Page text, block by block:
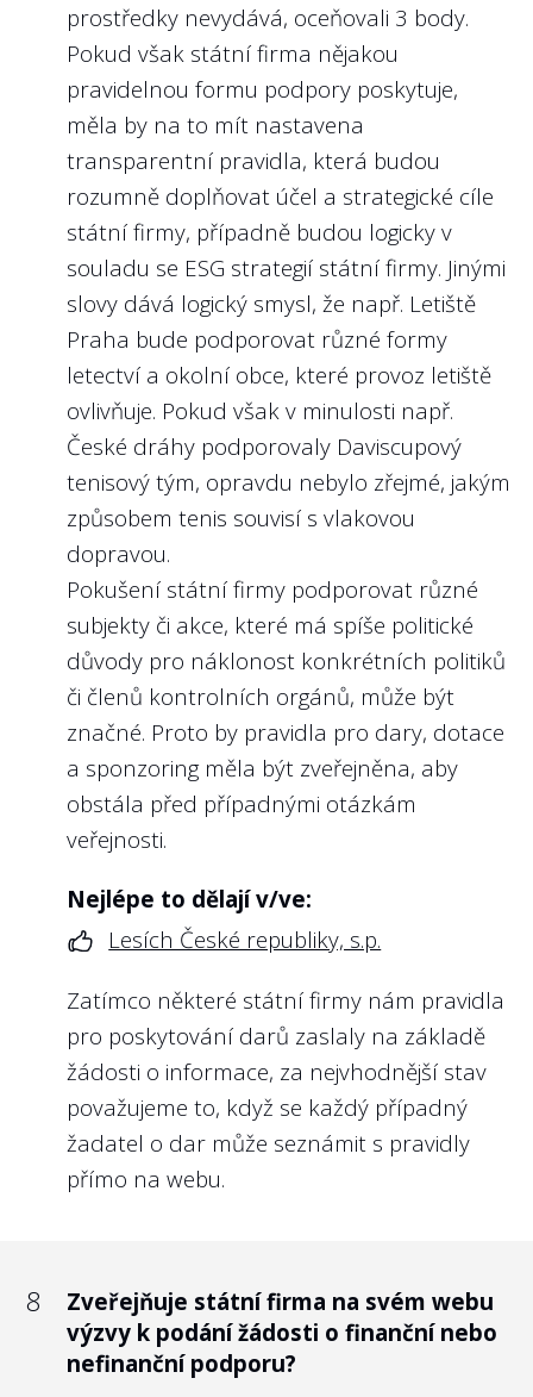
Povodí Vltavy, s.p.
Povodí Vltavy
https://platy.hlidacstatu.cz/urednici/detail/
Dovolíme si i příklad z Německa, kde se
státní firmy řídí i kodexem Public Corporate
Governance Kodex des Bundes(viz kapitola
7). Zde příkladzveřejnění odměn u
představenstva a dozorčí rady Deutsche
Bahn.
Má státní firma pravidla a limity pro
odměňování managementu a poskytla
je?
Doporučení:
Transparentně nastavená pravidla pro
odměňování managementu jsou důležitá
jak pro právní jistotu managementu, tak
pro zástupce vlastníka, který podle těchto
pravidel odměny managementu schvaluje
(v závislosti na stanovách to bývá buď
dozorčí rada, nebo přímo odbor
ministerstva).
Pravidla by měla nastavit předvídatelné
podmínky pro fixní a variabilní složky
odměny, stejně jako nefinanční část
odměn, případně odchodné či konkurenční
doložky.
Dosavadní odměňování managementu
státních firem se řídínařízením vlády ze
dne 12. 12. 2018 č. 835, které schválilo:
Zásady odměňování vedoucích
jiných státních organizací zřízených
zákonem nebo ministerstvem. Tyto se
prostředky nevydává, oceňovali 3 body.
Pokud však státní firma nějakou
pravidelnou formu podpory poskytuje,
měla by na to mít nastavena
transparentní pravidla, která budou
rozumně doplňovat účel a strategické cíle
státní firmy, případně budou logicky v
souladu se ESG strategií státní firmy. Jinými
slovy dává logický smysl, že např. Letiště
Praha bude podporovat různé formy
letectví a okolní obce, které provoz letiště
ovlivňuje. Pokud však v minulosti např.
České dráhy podporovaly Daviscupový
tenisový tým, opravdu nebylo zřejmé, jakým
způsobem tenis souvisí s vlakovou
dopravou.
Pokušení státní firmy podporovat různé
subjekty či akce, které má spíše politické
důvody pro náklonost konkrétních politiků
či členů kontrolních orgánů, může být
značné. Proto by pravidla pro dary, dotace
a sponzoring měla být zveřejněna, aby
obstála před případnými otázkám
veřejnosti.
Nejlépe to dělají v/ve:
Lesích České republiky, s.p.
Zatímco některé státní firmy nám pravidla
pro poskytování darů zaslaly na základě
žádosti o informace, za nejvhodnější stav
považujeme to, když se každý případný
žadatel o dar může seznámit s pravidly
přímo na webu.
8
Zveřejňuje státní firma na svém webu
výzvy k podání žádosti o finanční nebo
nefinanční podporu?